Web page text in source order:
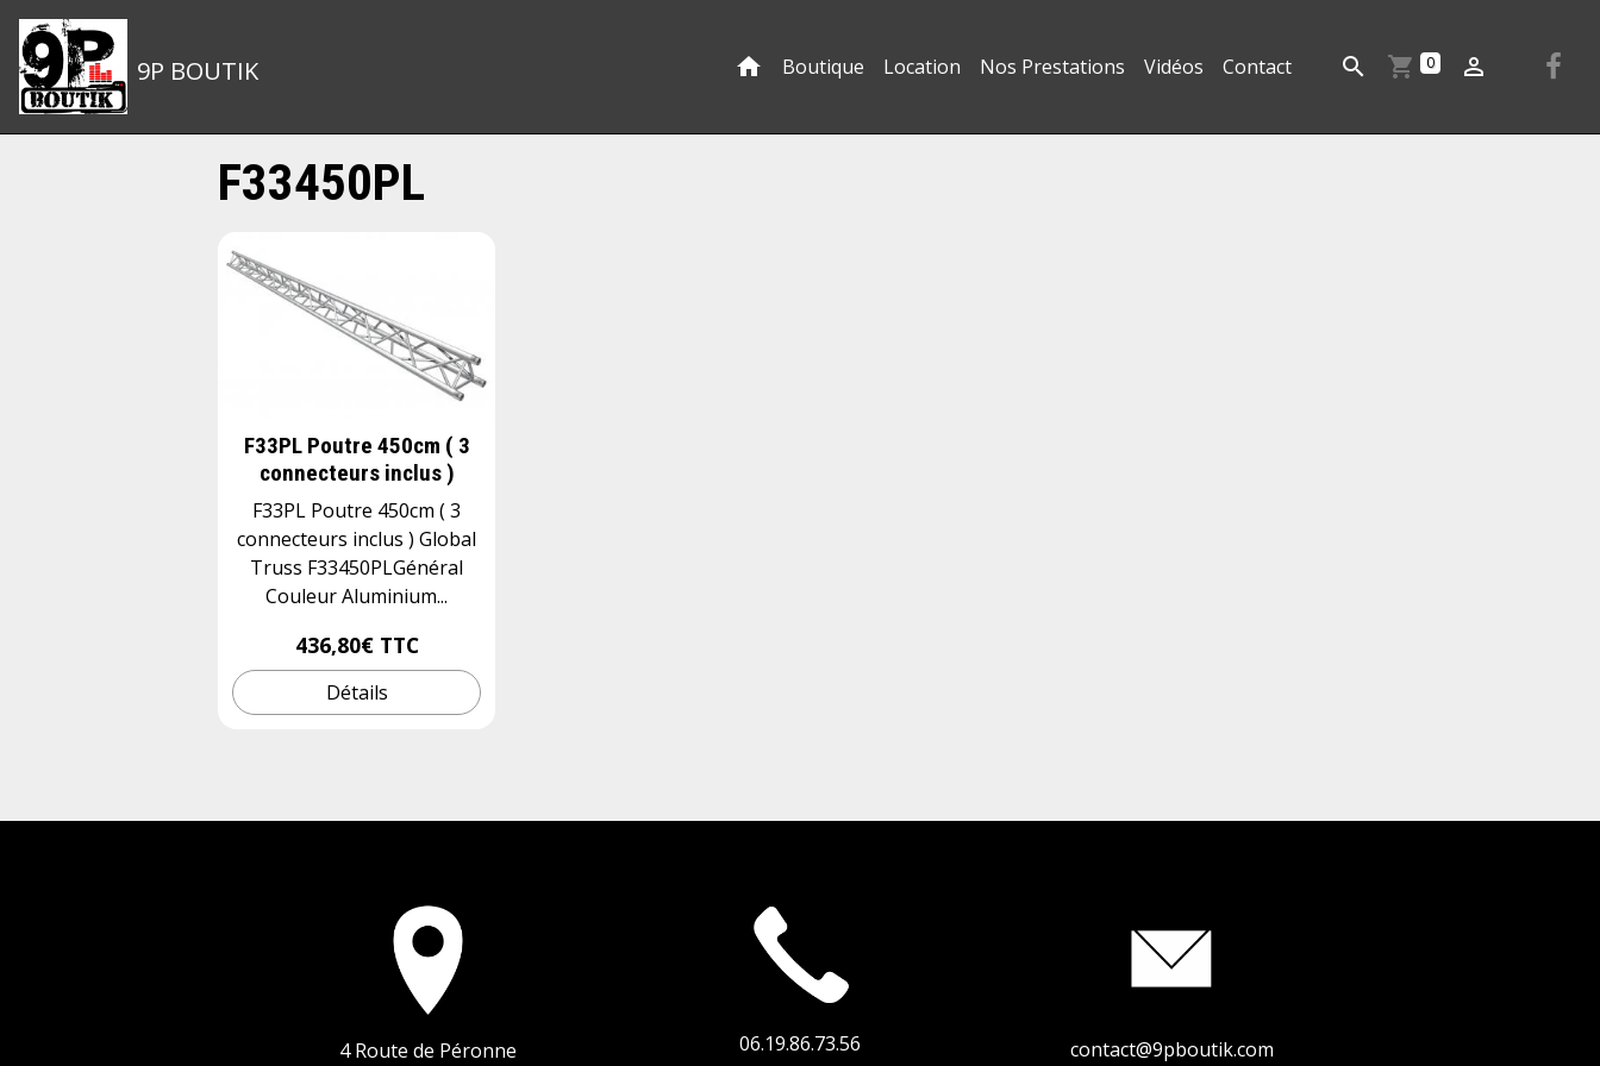
9P BOUTIK Boutique Location Nos Prestations Vidéos Contact 0
F33450PL
F33PL Poutre 450cm ( 3
connecteurs inclus )
F33PL Poutre 450cm ( 3
connecteurs inclus ) Global
Truss F33450PLGénéral
Couleur Aluminium...
436,80€ TTC
Détails
4 Route de Péronne 06.19.86.73.56 contact@9pboutik.com